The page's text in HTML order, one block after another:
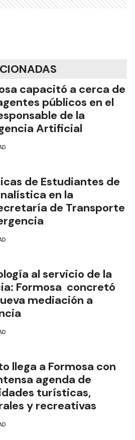
capacitó a cerca de
públicos en el
de la
Artificial
de Estudiantes de
en la
de Transporte
al servicio de la
Formosa concretó
mediación a
llega a Formosa con
agenda de
turísticas,
y recreativas